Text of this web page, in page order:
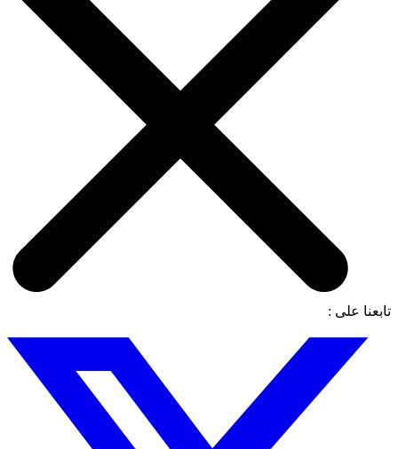
تابعنا على :